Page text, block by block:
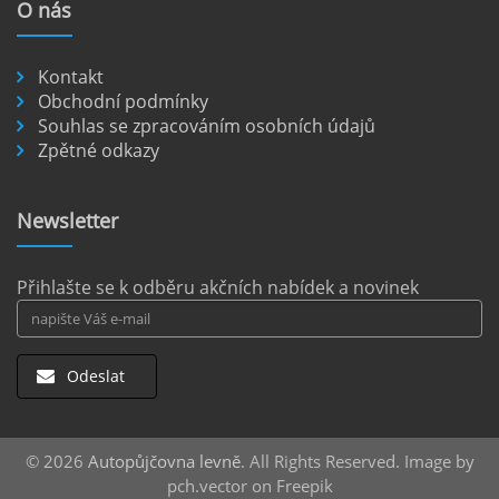
Pronájem auta na letišti Berlín.
Letiště Berlín Brandenburg (BER) je hlavním
dopravním uzlem pro cestovatele mířící do
okolních regionech bez omezení, pronájem
číst :celý článek
O nás
Kontakt
Obchodní podmínky
Souhlas se zpracováním osobních údajů
Zpětné odkazy
Newsletter
Přihlašte se k odběru akčních nabídek a novinek
Odeslat
© 2026 Autopůjčovna levně. All Rights Reserved. Image by
pch.vector on Freepik